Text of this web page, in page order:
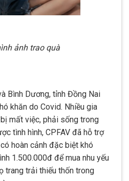
ảnh trao quà
Bình Dương, tỉnh Đồng Nai
khăn do Covid. Nhiều gia
mất việc, phải sống trong
tình hình, CPFAV đã hỗ trợ
hoàn cảnh đặc biệt khó
1.500.000đ để mua nhu yếu
trang trải thiếu thốn trong